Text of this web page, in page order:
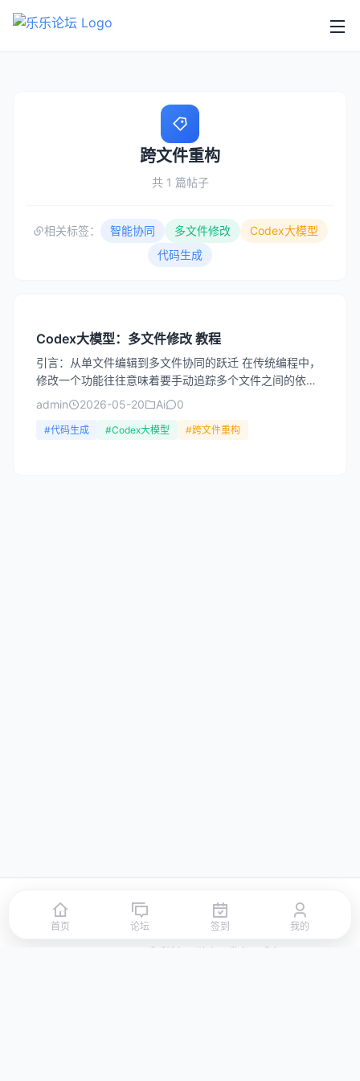
跨文件重构
共 1 篇帖子
相关标签： 智能协同 多文件修改
Codex大模型
代码生成
Codex大模型：多文件修改 教程
引言：从单文件编辑到多文件协同的跃迁 在传统编程中，
修改一个功能往往意味着要手动追踪多个文件之间的依赖
关系。比如，当你需要重构一个用户认证模块时，可能同
admin 2026-05-20 Ai 0
#代码生成 #Codex大模型 #跨文件重构
首页 签到 积分商城 站点地图
© 2026 LLBBS 乐乐论坛 · 独立开发者阿乐出品
首页 论坛 签到 我的